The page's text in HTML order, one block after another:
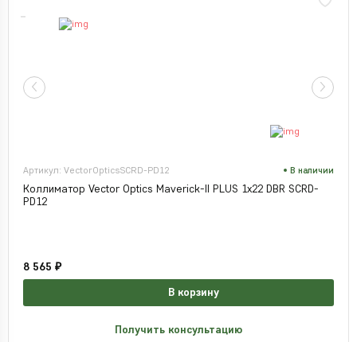
Артикул: VectorOpticsSCRD-PD12 В наличии
Коллиматор Vector Optics Maverick-II PLUS 1x22 DBR SCRD-
PD12
8 565 ₽
В корзину
Получить консультацию